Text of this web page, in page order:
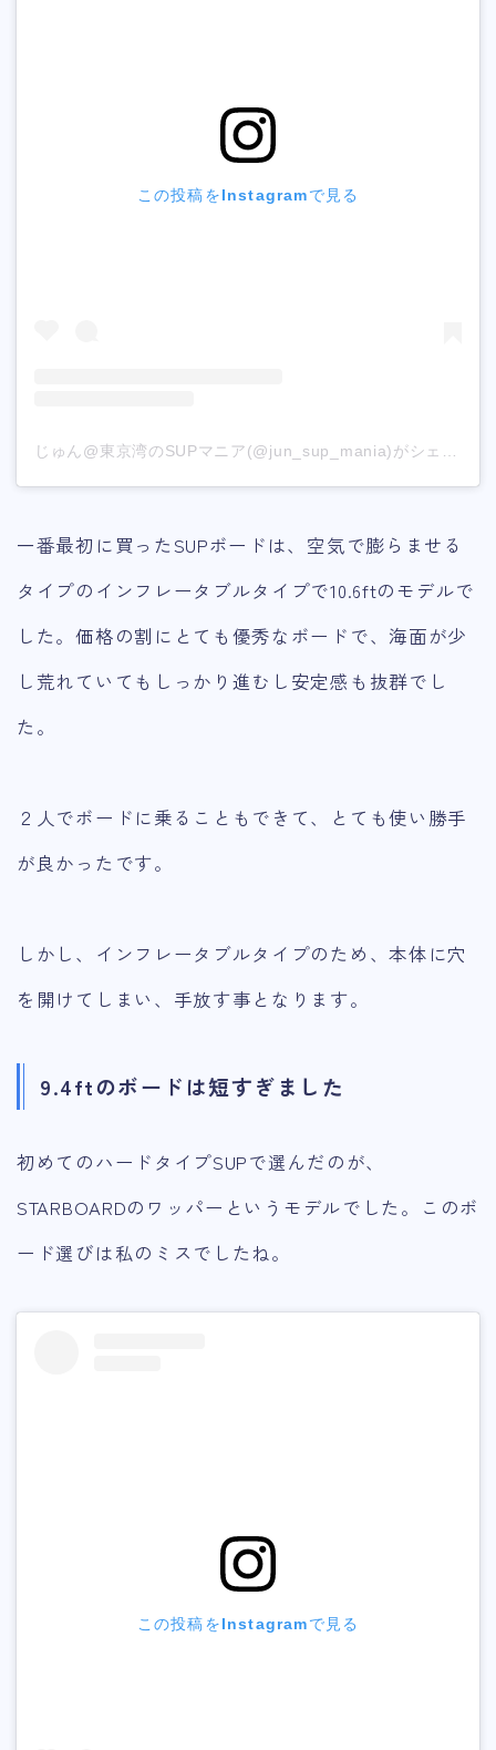
この投稿をInstagramで見る
じゅん@東京湾のSUPマニア(@jun_sup_mania)がシェアした投稿
一番最初に買ったSUPボードは、空気で膨らませる
タイプのインフレータブルタイプで10.6ftのモデルで
した。価格の割にとても優秀なボードで、海面が少
し荒れていてもしっかり進むし安定感も抜群でし
た。
２人でボードに乗ることもできて、とても使い勝手
が良かったです。
しかし、インフレータブルタイプのため、本体に穴
を開けてしまい、手放す事となります。
9.4ftのボードは短すぎました
初めてのハードタイプSUPで選んだのが、
STARBOARDのワッパーというモデルでした。このボ
ード選びは私のミスでしたね。
この投稿をInstagramで見る